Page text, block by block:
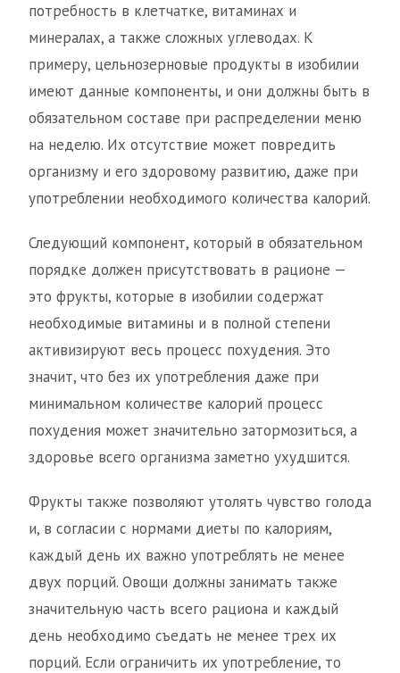
потребность в клетчатке, витаминах и
минералах, а также сложных углеводах. К
примеру, цельнозерновые продукты в изобилии
имеют данные компоненты, и они должны быть в
обязательном составе при распределении меню
на неделю. Их отсутствие может повредить
организму и его здоровому развитию, даже при
употреблении необходимого количества калорий.
Следующий компонент, который в обязательном
порядке должен присутствовать в рационе —
это фрукты, которые в изобилии содержат
необходимые витамины и в полной степени
активизируют весь процесс похудения. Это
значит, что без их употребления даже при
минимальном количестве калорий процесс
похудения может значительно затормозиться, а
здоровье всего организма заметно ухудшится.
Фрукты также позволяют утолять чувство голода
и, в согласии с нормами диеты по калориям,
каждый день их важно употреблять не менее
двух порций. Овощи должны занимать также
значительную часть всего рациона и каждый
день необходимо съедать не менее трех их
порций. Если ограничить их употребление, то